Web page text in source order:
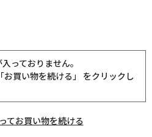
っておりません。
買い物を続ける」 をクリックし
てお買い物を続ける